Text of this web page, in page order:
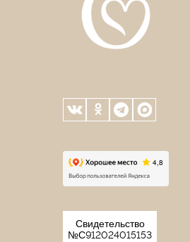
Свидетельство
№С912024015153